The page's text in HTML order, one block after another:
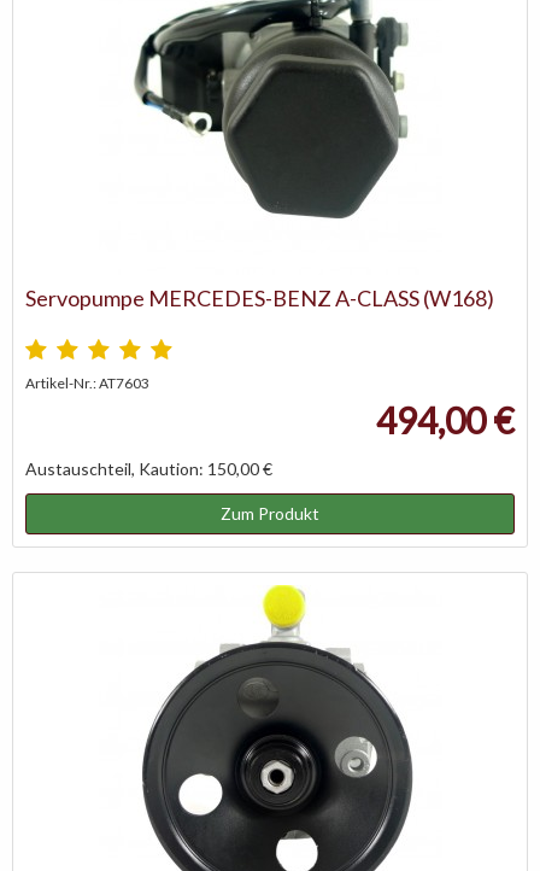
Servopumpe MERCEDES-BENZ A-CLASS (W168)
Artikel-Nr.: AT7603
494,00 €
Austauschteil, Kaution: 150,00 €
Zum Produkt